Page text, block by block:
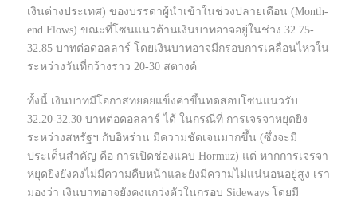
เงินต่างประเทศ) ของบรรดาผู้นำเข้าในช่วงปลายเดือน (Month-
end Flows) ขณะที่โซนแนวต้านเงินบาทอาจอยู่ในช่วง 32.75-
32.85 บาทต่อดอลลาร์ โดยเงินบาทอาจมีกรอบการเคลื่อนไหวใน
ระหว่างวันที่กว้างราว 20-30 สตางค์
ทั้งนี้ เงินบาทมีโอกาสทยอยแข็งค่าขึ้นทดสอบโซนแนวรับ
32.20-32.30 บาทต่อดอลลาร์ ได้ ในกรณีที่ การเจรจาหยุดยิง
ระหว่างสหรัฐฯ กับอิหร่าน มีความชัดเจนมากขึ้น (ซึ่งจะมี
ประเด็นสำคัญ คือ การเปิดช่องแคบ Hormuz) แต่ หากการเจรจา
หยุดยิงยังคงไม่มีความคืบหน้าและยังมีความไม่แน่นอนอยู่สูง เรา
มองว่า เงินบาทอาจยังคงแกว่งตัวในกรอบ Sideways โดยมี